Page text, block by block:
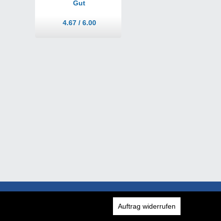
Gut
4.67 / 6.00
Auftrag widerrufen